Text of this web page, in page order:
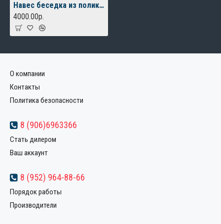
Навес беседка из поликарбоната для зоны отдыха
4000.00р.
О компании
Контакты
Политика безопасности
8 (906)6963366
Стать дилером
Ваш аккаунт
8 (952) 964-88-66
Порядок работы
Производители